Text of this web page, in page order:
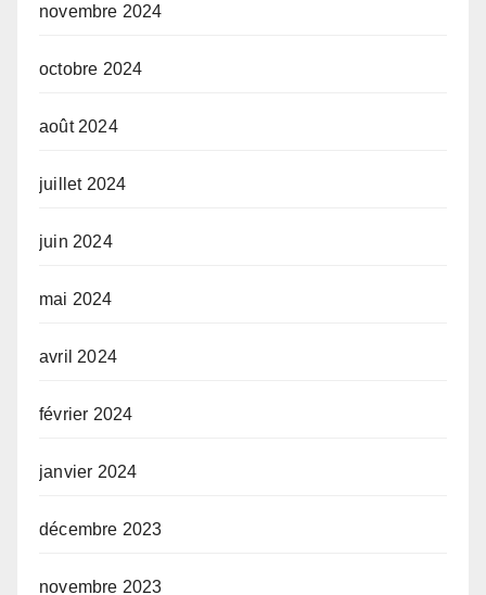
novembre 2024
octobre 2024
août 2024
juillet 2024
juin 2024
mai 2024
avril 2024
février 2024
janvier 2024
décembre 2023
novembre 2023